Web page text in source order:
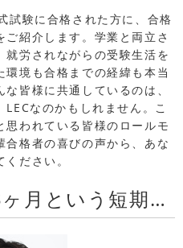
試験に合格された方に、合格
紹介します。学業と両立さ
労されながらの受験生活を
境も合格までの経緯も本当
皆様に共通しているのは、
なのかもしれません。こ
われている皆様のロールモ
格者の喜びの声から、あな
ださい。
5月の短答式から3ヶ月という短期間で論文式に臨み突破することができた